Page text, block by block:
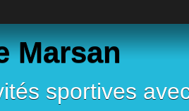
Marsan
sportives